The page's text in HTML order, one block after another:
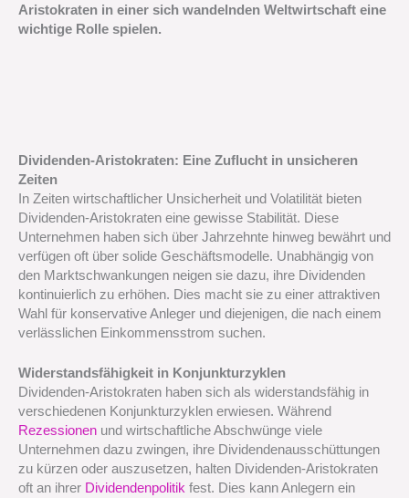
Aristokraten in einer sich wandelnden Weltwirtschaft eine
wichtige Rolle spielen.
Dividenden-Aristokraten: Eine Zuflucht in unsicheren
Zeiten
In Zeiten wirtschaftlicher Unsicherheit und Volatilität bieten
Dividenden-Aristokraten eine gewisse Stabilität. Diese
Unternehmen haben sich über Jahrzehnte hinweg bewährt und
verfügen oft über solide Geschäftsmodelle. Unabhängig von
den Marktschwankungen neigen sie dazu, ihre Dividenden
kontinuierlich zu erhöhen. Dies macht sie zu einer attraktiven
Wahl für konservative Anleger und diejenigen, die nach einem
verlässlichen Einkommensstrom suchen.
Widerstandsfähigkeit in Konjunkturzyklen
Dividenden-Aristokraten haben sich als widerstandsfähig in
verschiedenen Konjunkturzyklen erwiesen. Während
Rezessionen und wirtschaftliche Abschwünge viele
Unternehmen dazu zwingen, ihre Dividendenausschüttungen
zu kürzen oder auszusetzen, halten Dividenden-Aristokraten
oft an ihrer Dividendenpolitik fest. Dies kann Anlegern ein